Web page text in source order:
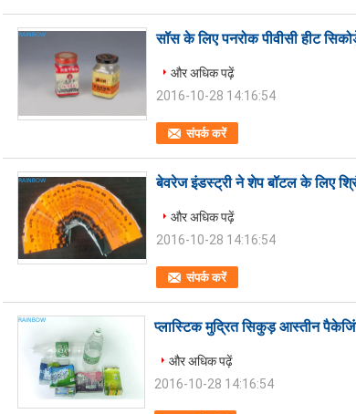
सॉस के लिए पनरोक पीवीसी हीट
संपर्क करें
और अधिक पढ़ें
2016-10-28 14:16:54
बेवरेज इंडस्ट्री ने शेप बॉटल के लिए
संपर्क करें
और अधिक पढ़ें
2016-10-28 14:16:54
प्लास्टिक मुद्रित सिकुड़ आस्तीन
और अधिक पढ़ें
2016-10-28 14:16:54